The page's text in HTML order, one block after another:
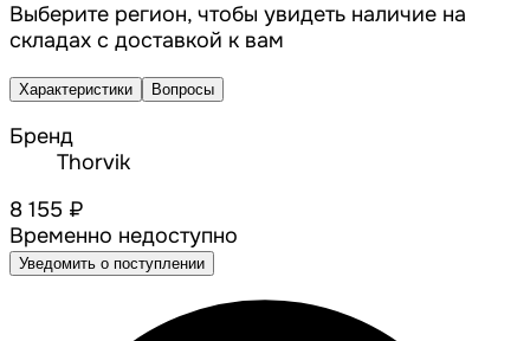
Выберите регион, чтобы увидеть наличие на
складах с доставкой к вам
Характеристики Вопросы
Бренд
Thorvik
8 155 ₽
Временно недоступно
Уведомить о поступлении